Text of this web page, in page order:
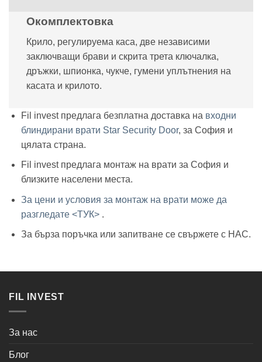
Окомплектовка
Крило, регулируема каса, две независими
заключващи брави и скрита трета ключалка,
дръжки, шпионка, чукче, гумени уплътнения на
касата и крилото.
Fil invest предлага безплатна доставка на входни
блиндирани врати Star Security Door, за София и
цялата страна.
Fil invest предлага монтаж на врати за София и
близките населени места.
За цени и условия за монтаж на врати може да
разгледате <ТУК>.
За бърза поръчка или запитване се свържете с НАС.
FIL INVEST
За нас
Блог